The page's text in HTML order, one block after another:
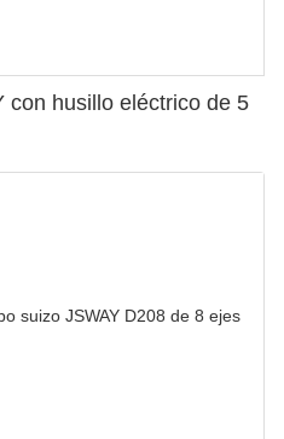
con husillo eléctrico de 5